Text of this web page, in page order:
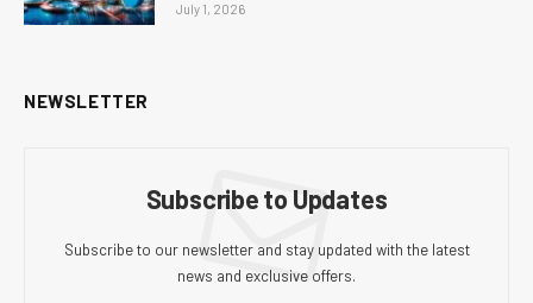
July 1, 2026
NEWSLETTER
Subscribe to Updates
Subscribe to our newsletter and stay updated with the latest
news and exclusive offers.